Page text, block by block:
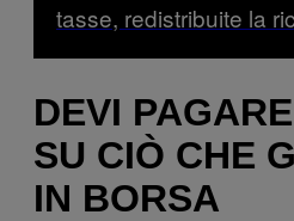
tasse, redistribuite la
DEVI
SU CIÒ CHE
IN BORSA